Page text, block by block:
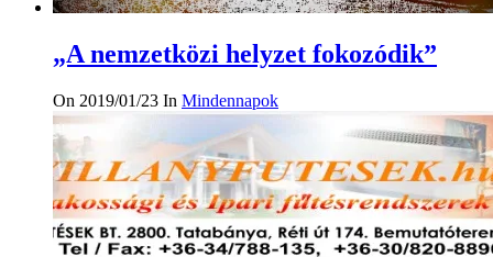
„A nemzetközi helyzet fokozódik”
On 2019/01/23 In Mindennapok